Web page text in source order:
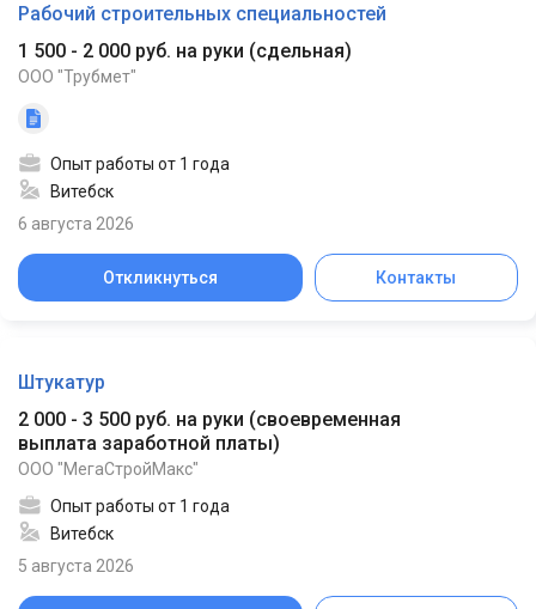
Рабочий строительных специальностей
1 500 - 2 000 руб. на руки (сдельная)
ООО "Трубмет"
Опыт работы от 1 года
Витебск
6 августа 2026
Откликнуться Контакты
Штукатур
2 000 - 3 500 руб. на руки (своевременная
выплата заработной платы)
ООО "МегаСтройМакс"
Опыт работы от 1 года
Витебск
5 августа 2026